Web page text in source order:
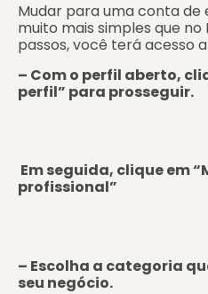
Mudar para uma conta
muito mais simples que
passos, você terá acesso
– Com o perfil aberto,
perfil” para prosseguir.
Em seguida, clique em
profissional”
– Escolha a categoria
seu negócio.